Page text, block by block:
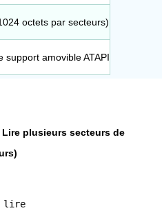
octets par secteurs)
support amovible ATAPI
Lire plusieurs secteurs de
lire